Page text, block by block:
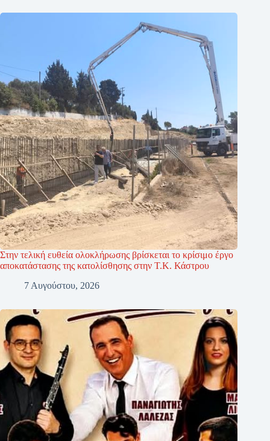
Στην τελική ευθεία ολοκλήρωσης βρίσκεται το κρίσιμο έργο
αποκατάστασης της κατολίσθησης στην Τ.Κ. Κάστρου
7 Αυγούστου, 2026